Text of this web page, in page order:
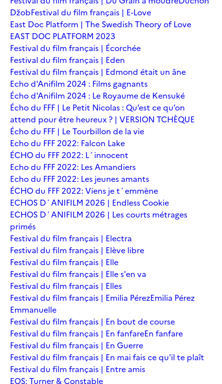
DžobFestival du film français | E-Love
East Doc Platform | The Swedish Theory of Love
EAST DOC PLATFORM 2023
Festival du film français | Écorchée
Festival du film français | Eden
Festival du film français | Edmond était un âne
Echo d'Anifilm 2024 : Films gagnants
Écho d'Anifilm 2024 : Le Royaume de Kensuké
Écho du FFF | Le Petit Nicolas : Qu’est ce qu’on
attend pour être heureux ? | VERSION TCHÈQUE
Écho du FFF | Le Tourbillon de la vie
Echo du FFF 2022: Falcon Lake
ÉCHO du FFF 2022: L´innocent
Echo du FFF 2022: Les Amandiers
Echo du FFF 2022: Les jeunes amants
ÉCHO du FFF 2022: Viens je t´emmène
ECHOS D´ANIFILM 2026 | Endless Cookie
ECHOS D´ANIFILM 2026 | Les courts métrages
primés
Festival du film français | Electra
Festival du film français | Elève libre
Festival du film français | Elle
Festival du film français | Elle s'en va
Festival du film français | Elles
Festival du film français | Emilia PérezEmilia Pérez
Emmanuelle
Festival du film français | En bout de course
Festival du film français | En fanfareEn fanfare
Festival du film français | En Guerre
Festival du film français | En mai fais ce qu'il te plaît
Festival du film français | Entre amis
EOS: Turner & Constable